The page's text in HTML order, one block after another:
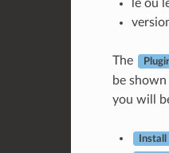
le ou
The
be
you will
Install